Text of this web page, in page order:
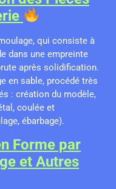
qui consiste à
dans une empreinte
après solidification.
en sable, procédé très
: création du modèle,
coulée et
ébarbage).
Forme par
et Autres